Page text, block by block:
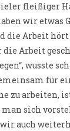
fleißiger
wir etwas
die Arbeit hört
die Arbeit
wusste
für
zu arbeiten,
man sich
auch